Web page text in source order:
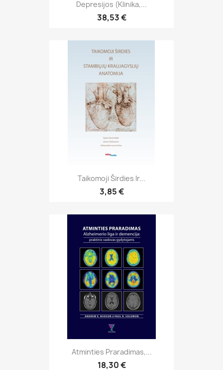
Depresijos (klinika,...
38,53 €
Taikomoji Širdies Ir...
3,85 €
Atminties Praradimas,...
18,30 €